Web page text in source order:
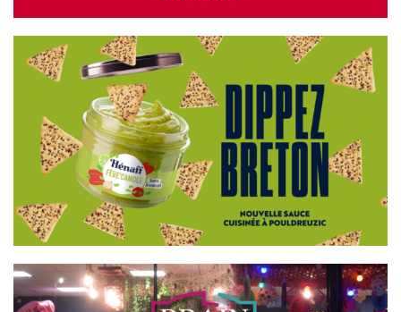
HÉNAFF